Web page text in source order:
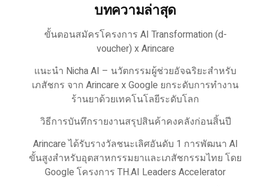
บทความล่าสุด
ขั้นตอนสมัครโครงการ AI Transformation (d-
voucher) x Arincare
แนะนำ Nicha AI – นวัตกรรมผู้ช่วยอัจฉริยะสำหรับ
เภสัชกร จาก Arincare x Google ยกระดับการทำงาน
ร้านยาด้วยเทคโนโลยีระดับโลก
วิธีการบันทึกรายงานสรุปสินค้าคงคลังก่อนสิ้นปี
Arincare ได้รับรางวัลชนะเลิศอันดับ 1 การพัฒนา AI
ขั้นสูงสำหรับอุตสาหกรรมยาและเภสัชกรรมไทย โดย
Google โครงการ TH.AI Leaders Accelerator